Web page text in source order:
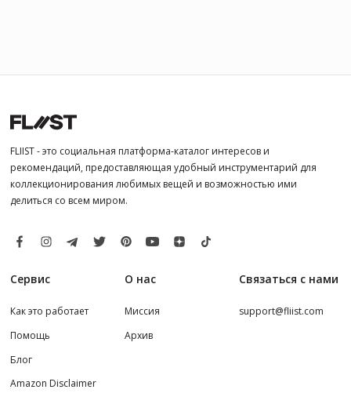
FLIIST - это социальная платформа-каталог интересов и
рекомендаций, предоставляющая удобный инструментарий для
коллекционирования любимых вещей и возможностью ими
делиться со всем миром.
Сервис
Как это работает
Помощь
Блог
Amazon Disclaimer
О нас
Миссия
Архив
Связаться с нами
support@fliist.com